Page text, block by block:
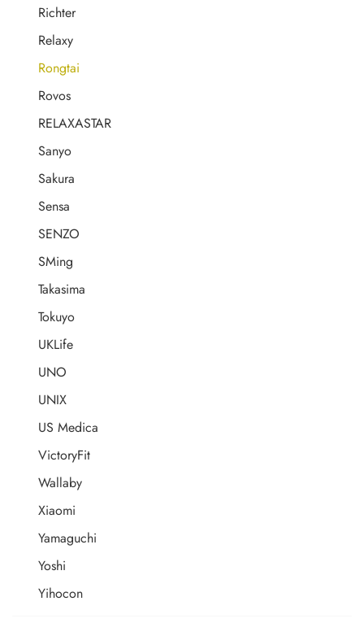
Richter
Relaxy
Rongtai
Rovos
RELAXASTAR
Sanyo
Sakura
Sensa
SENZO
SMing
Takasima
Tokuyo
UKLife
UNO
UNIX
US Medica
VictoryFit
Wallaby
Xiaomi
Yamaguchi
Yoshi
Yihocon